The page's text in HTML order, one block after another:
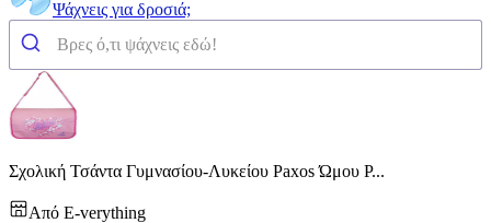
Ψάχνεις για δροσιά;
Σχολική Τσάντα Γυμνασίου-Λυκείου Paxos Ώμου Ρ...
Από E-verything